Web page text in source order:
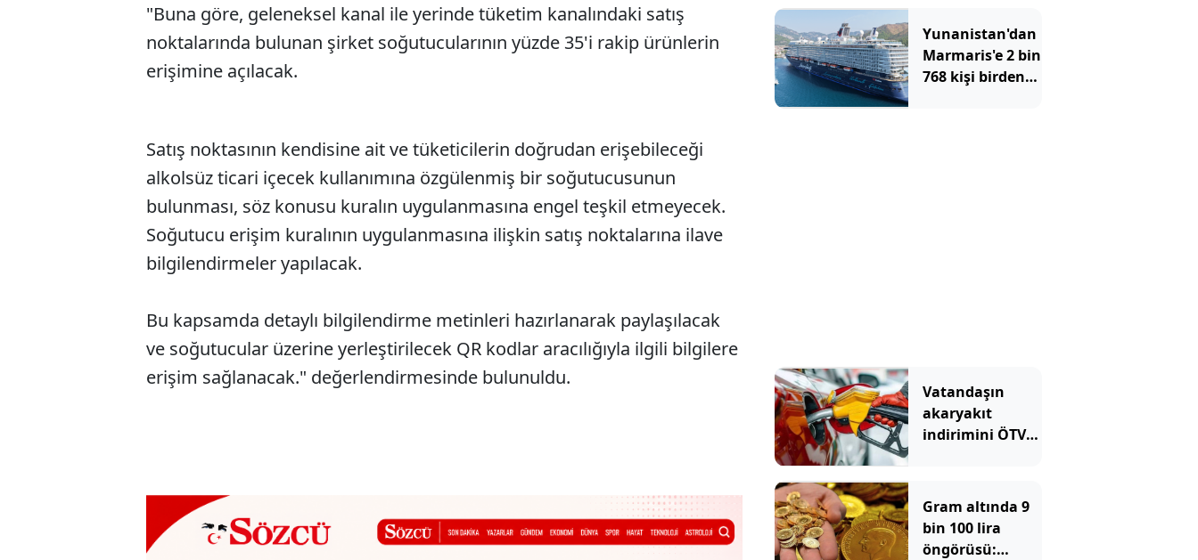
"Buna göre, geleneksel kanal ile yerinde tüketim kanalındaki satış
noktalarında bulunan şirket soğutucularının yüzde 35'i rakip ürünlerin
erişimine açılacak.
Satış noktasının kendisine ait ve tüketicilerin doğrudan erişebileceği
alkolsüz ticari içecek kullanımına özgülenmiş bir soğutucusunun
bulunması, söz konusu kuralın uygulanmasına engel teşkil etmeyecek.
Soğutucu erişim kuralının uygulanmasına ilişkin satış noktalarına ilave
bilgilendirmeler yapılacak.
Bu kapsamda detaylı bilgilendirme metinleri hazırlanarak paylaşılacak
ve soğutucular üzerine yerleştirilecek QR kodlar aracılığıyla ilgili bilgilere
erişim sağlanacak." değerlendirmesinde bulunuldu.
Yunanistan'dan
Marmaris'e 2 bin
768 kişi birden
Vatandaşın
akaryakıt
indirimini ÖTV
Gram altında 9
bin 100 lira
öngörüsü: